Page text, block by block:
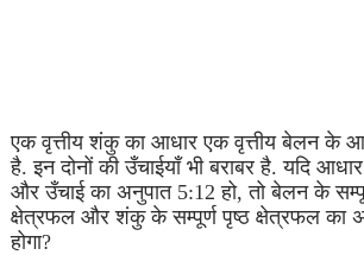
एक वृत्तीय शंकु का आधार एक वृत्तीय बेलन के
है. इन दोनों की उँचाईयाँ भी बराबर है. यदि
और उँचाई का अनुपात 5:12 हो, तो बेलन के
क्षेत्रफल और शंकु के सम्पूर्ण पृष्ठ क्षेत्रफल का
होगा?